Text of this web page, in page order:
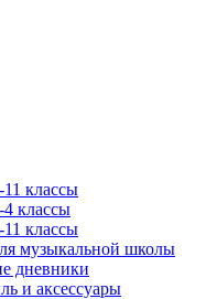
классы
классы
классы
музыкальной школы
дневники
и аксессуары